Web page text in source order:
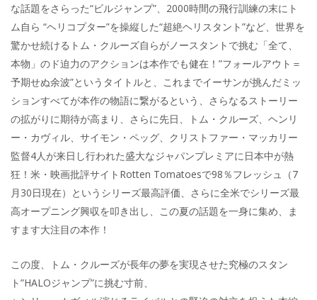
な話題をさらった“ビルジャンプ”、2000時間の飛行訓練の末にト
ム自ら “ヘリコプター”を操縦した“超絶ヘリスタント”など、世界を
驚かせ続けるトム・クルーズ自らがノースタントで挑む「全て、
本物」のド迫力のアクションは本作でも健在！”フォールアウト＝
予期せぬ余波”というタイトルと、これまでイーサンが挑んだミッ
ションすべてが本作の物語に繋がるという、さらなるストーリー
の拡がりに期待が高まり、さらに先日、トム・クルーズ、ヘンリ
ー・カヴィル、サイモン・ペッグ、クリストファー・マッカリー
監督4人が来日し行われた盛大なジャパンプレミアに日本中が熱
狂！米・映画批評サイトRotten Tomatoesで98％フレッシュ（7
月30日現在）というシリーズ最高評価、さらに全米でシリーズ最
高オープニング興収を叩き出し、この夏の話題を一身に集め、ま
すます大注目の本作！
この度、トム・クルーズが長年の夢を実現させた究極のスタン
ト”HALOジャンプ”に挑む寸前、